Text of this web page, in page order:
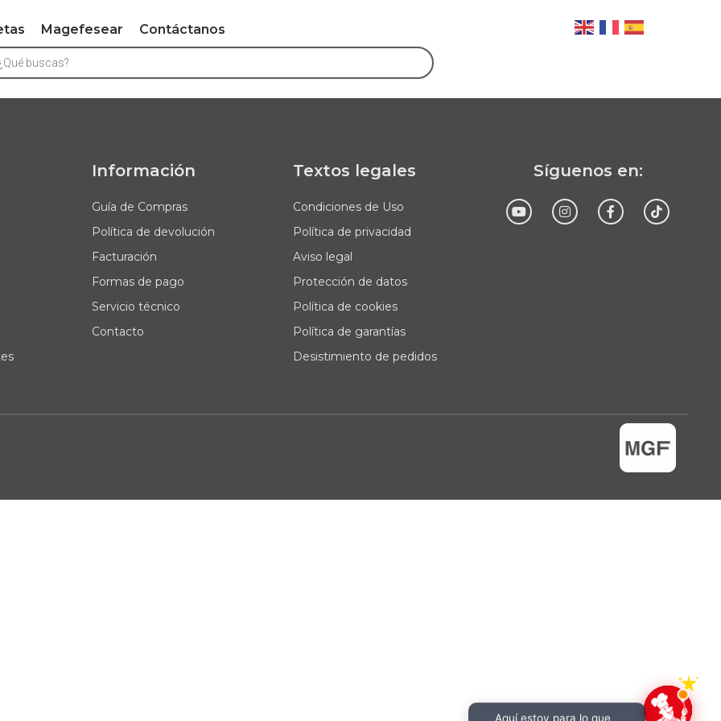
Magefesear Contáctanos
Información
Guía de Compras
Política de devolución
Facturación
Formas de pago
Servicio técnico
Contacto
Textos legales
Condiciones de Uso
Política de privacidad
Aviso legal
Protección de datos
Política de cookies
Política de garantías
Desistimiento de pedidos
Síguenos en:
Aquí estoy para lo que